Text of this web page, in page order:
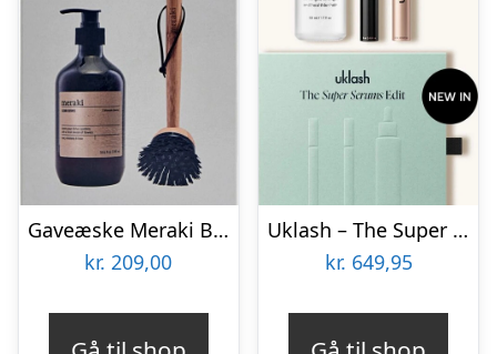
Gaveæske Meraki Blossom Breeze – opvaskebørste med bambusskaft & Svanemærket opvaskemiddel, sort/brun/grå
kr. 209,00
Uklash – The Super Serums Edit
kr. 649,95